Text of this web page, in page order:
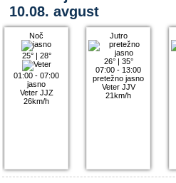
10.08. avgust
Noč
25°| 28°
01:00 - 07:00
jasno
Veter JJZ
26km/h
Jutro
26°| 35°
07:00 - 13:00
pretežno jasno
Veter JJV
21km/h